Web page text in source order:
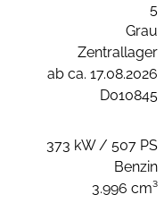
5
Grau
Zentrallager
ab ca. 17.08.2026
D010845
373 kW / 507 PS
Benzin
3.996 cm³